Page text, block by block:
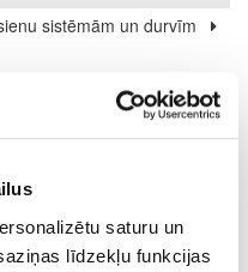
saturu un
līdzekļu funkcijas
sistēmām un durvīm